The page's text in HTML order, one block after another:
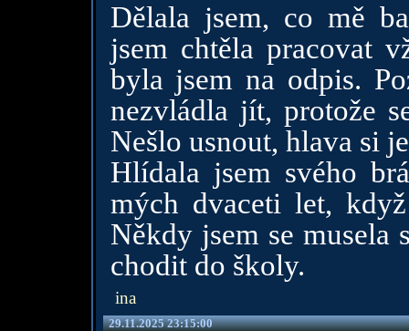
Dělala jsem, co mě
jsem chtěla pracovat
byla jsem na odpis.
nezvládla jít, protože
Nešlo usnout, hlava si
Hlídala jsem svého
mých dvaceti let,
Někdy jsem se musela
chodit do školy.
ina
29.11.2025 23:15:00